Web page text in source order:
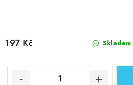
Skladem
197 Kč